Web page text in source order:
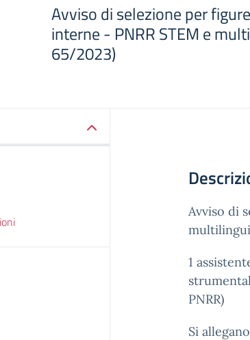
Avviso di selezione per
interne - PNRR STEM e
65/2023)
Avviso di
1
PNRR)
Si